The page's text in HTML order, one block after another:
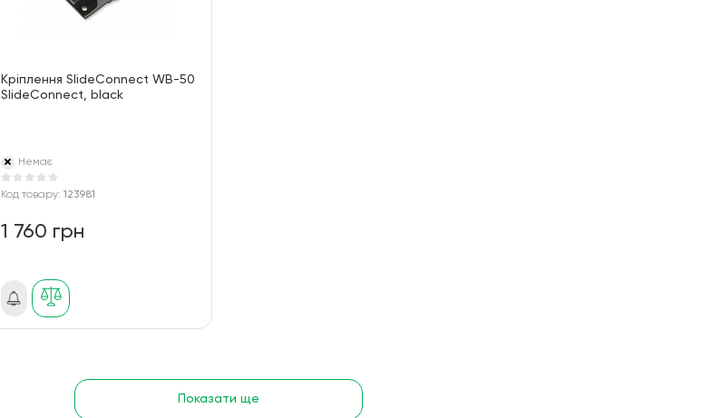
Кріплення SlideConnect WB-50
SlideConnect, black
Немає
Код товару: 123981
1 760 грн
Показати ще